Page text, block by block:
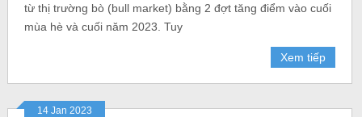
từ thị trường bò (bull market) bằng 2 đợt tăng điểm vào cuối
mùa hè và cuối năm 2023. Tuy
Xem tiếp
14 Jan 2023